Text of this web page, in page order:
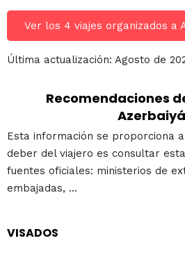
Ver los 4 viajes organizados a
Última actualización: Agosto de
Recomendaciones
Esta información se proporciona
deber del viajero es consultar
fuentes oficiales: ministerios de
embajadas, ...
VISADOS